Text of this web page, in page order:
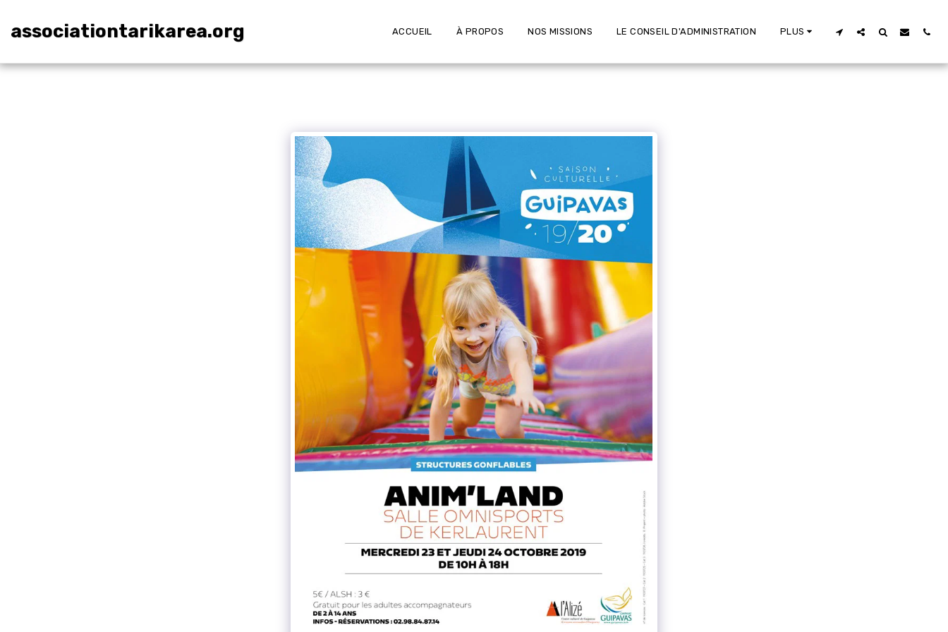
associationtarikarea.org ACCUEIL À PROPOS NOS MISSIONS LE CONSEIL D'ADMINISTRATION PLUS